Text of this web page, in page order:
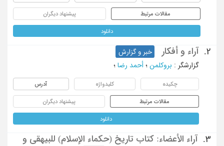
مقالات مرتبط پیشنهاد دیگران
دانلود
2. آراء و أفکار
خبر و گزارش
گزارشگر : بروکلمن ؛ أحمد رضا ؛
چکیده کلیدواژه آدرس
مقالات مرتبط پیشنهاد دیگران
دانلود
3.
آراء الأعضاء: کتاب تاریخ (حکماء الإسلام) للبیهقی و